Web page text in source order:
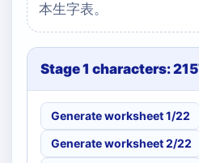
本生字表。
Stage 1 characters:
Generate worksheet 1/22
Generate worksheet 2/22